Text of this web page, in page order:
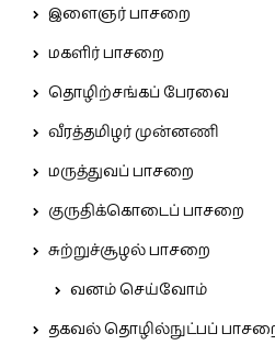
இளைஞர் பாசறை
மகளிர் பாசறை
தொழிற்சங்கப் பேரவை
வீரத்தமிழர் முன்னணி
மருத்துவப் பாசறை
குருதிக்கொடைப் பாசறை
சுற்றுச்சூழல் பாசறை
வனம் செய்வோம்
தகவல் தொழில்நுட்பப்